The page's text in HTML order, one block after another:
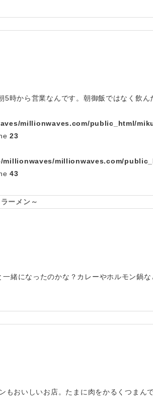
時から営業なんです。朝御飯ではなく飲ん
millionwaves.com/public_html/
23
millionwaves/millionwaves.com/
43
ーメン～
緒になったのかな？カレーやホルモン鍋な
おいしいお店。たまに肉をかるくつまん